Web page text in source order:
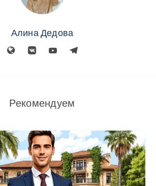
Алина Дедова
Рекомендуем